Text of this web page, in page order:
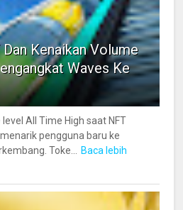
Kenaikan Volume
Waves Ke
All Time High saat NFT
pengguna baru ke
Toke...
Baca lebih